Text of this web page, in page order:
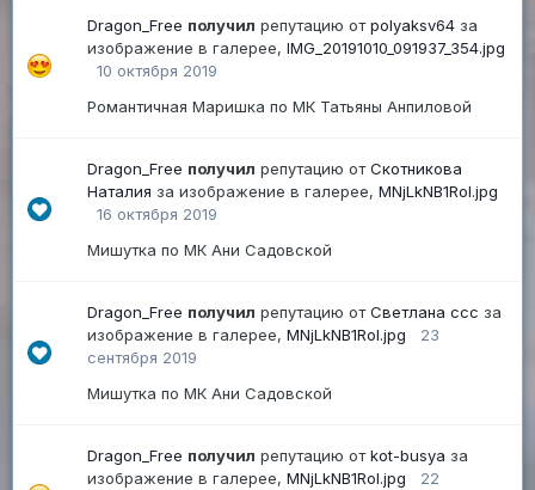
Dragon_Free получил репутацию отpolyaksv64 за
изображение в галерее, IMG_20191010_091937_354.jpg
10 октября 2019
Романтичная Маришка по МК Татьяны Анпиловой
Dragon_Free получил репутацию отСкотникова
Наталия за изображение в галерее, MNjLkNB1RoI.jpg
16 октября 2019
Мишутка по МК Ани Садовской
Dragon_Free получил репутацию отСветлана ссс за
изображение в галерее, MNjLkNB1RoI.jpg
23
сентября 2019
Мишутка по МК Ани Садовской
Dragon_Free получил репутацию отkot-busya за
изображение в галерее, MNjLkNB1RoI.jpg
22